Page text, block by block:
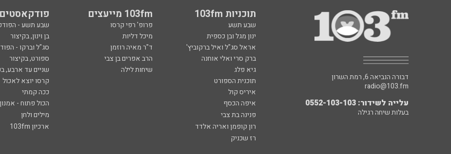
תוכניות 103fm 103fm מייעצים פודקאסטים
שבע תשע פרופ' רפי קרסו שבע תשע -
ינון מגל ובן כספית
מיכל דליות בן וינון, בקיצור
אראל סג"ל ואיל ברקוביץ'
ד"ר מאיה רוזמן סג"ל וברקו -
ברק סרי ואלי אוחנה
הרב אפרים בן צבי ספורט, בקיצור
גיא פלג
שיחות לילה שניים עד ארבע,
תוכנית הספורט
קרסו יוצא לאכול
איריס קול
ככה קמתי
איפה הכסף
הכול פתוח -
פנינה בת צבי
מילים ולחן
רון קופמן ואריה אלדד
ארכיון 103fm
רז שכניק
דבורה הנביאה 6, רמת השרון
radio@103.fm
עלייה לשידור: 0552-103-103
בעלות שיחה רגילה